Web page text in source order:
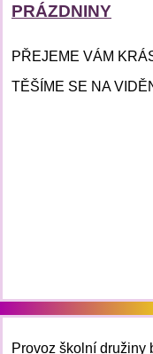
PRÁZDNINY
PŘEJEME VÁM
TĚŠÍME SE NA
Provoz školní družiny